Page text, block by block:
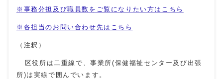
※事務分担及び職員数をご覧になりたい方はこちら
※各担当のお問い合わせ先はこちら
（注釈）
区役所は二重線で、事業所(保健福祉センター及び出張
所)は実線で囲んでいます。